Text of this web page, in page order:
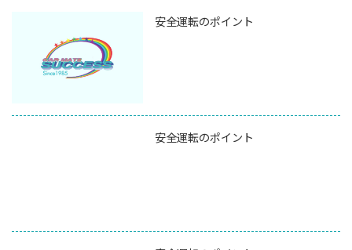
安全運転のポイント
安全運転のポイント